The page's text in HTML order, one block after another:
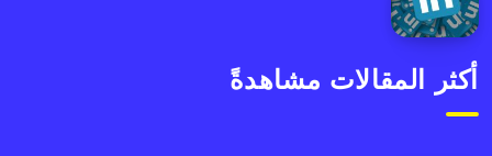
أكثر المقالات مشاهدةً